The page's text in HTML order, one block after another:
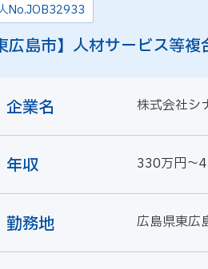
No.JOB32933
広島市】人材サービス等
企業名 株式会社シ
年収 330万円～
勤務地 広島県東広